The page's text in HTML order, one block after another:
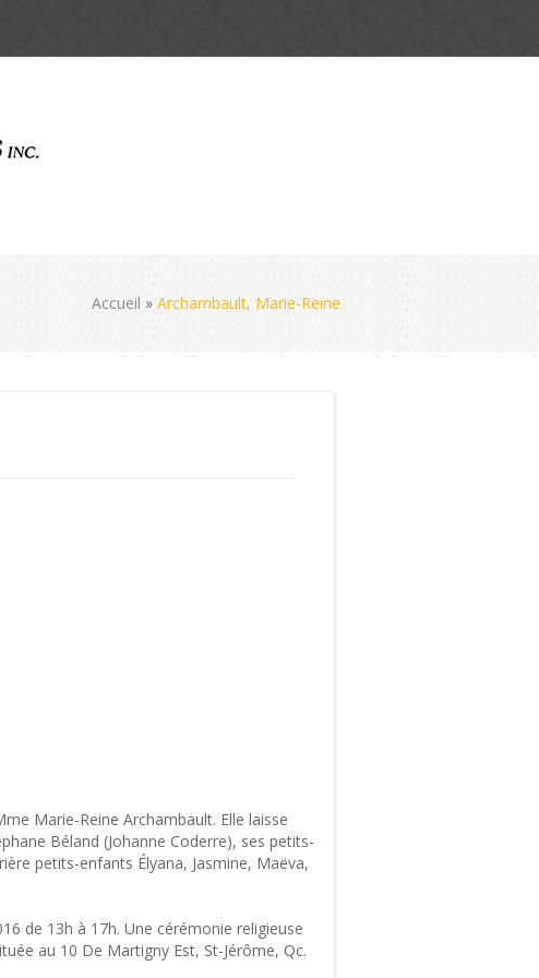
Accueil » Archambault, Marie-Reine
Marie-Reine Archambault. Elle laisse
Béland (Johanne Coderre), ses petits-
petits-enfants Élyana, Jasmine, Maëva,
de 13h à 17h. Une cérémonie religieuse
au 10 De Martigny Est, St-Jérôme, Qc.